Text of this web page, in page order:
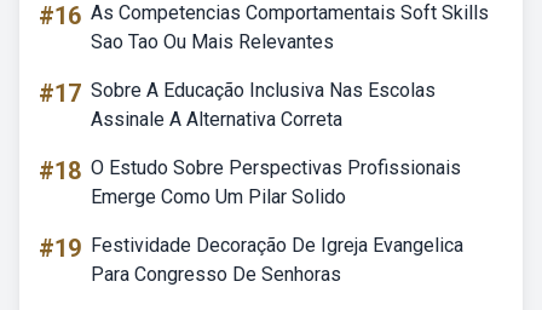
#16 As Competencias Comportamentais Soft Skills
Sao Tao Ou Mais Relevantes
#17 Sobre A Educação Inclusiva Nas Escolas
Assinale A Alternativa Correta
#18 O Estudo Sobre Perspectivas Profissionais
Emerge Como Um Pilar Solido
#19 Festividade Decoração De Igreja Evangelica
Para Congresso De Senhoras